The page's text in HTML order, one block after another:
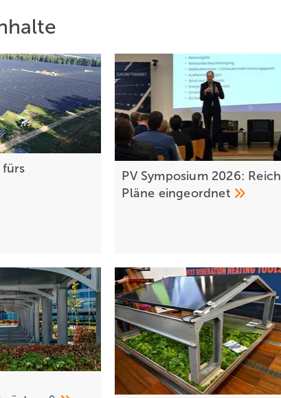
fürs
PV Symposium 2026:
Pläne eingeordnet